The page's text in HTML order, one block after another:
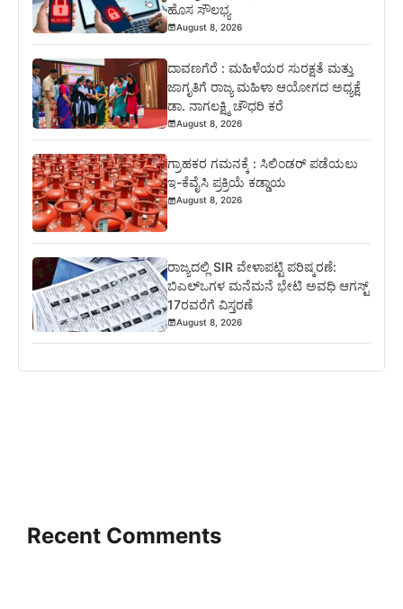
ಹೊಸ ಸೌಲಭ್ಯ
August 8, 2026
ದಾವಣಗೆರೆ : ಮಹಿಳೆಯರ ಸುರಕ್ಷತೆ ಮತ್ತು
ಜಾಗೃತಿಗೆ ರಾಜ್ಯ ಮಹಿಳಾ ಆಯೋಗದ ಅಧ್ಯಕ್ಷೆ
ಡಾ. ನಾಗಲಕ್ಷ್ಮಿ ಚೌಧರಿ ಕರೆ
August 8, 2026
ಗ್ರಾಹಕರ ಗಮನಕ್ಕೆ : ಸಿಲಿಂಡರ್ ಪಡೆಯಲು
ಇ-ಕೆವೈಸಿ ಪ್ರಕ್ರಿಯೆ ಕಡ್ಡಾಯ
August 8, 2026
ರಾಜ್ಯದಲ್ಲಿ SIR ವೇಳಾಪಟ್ಟಿ ಪರಿಷ್ಕರಣೆ:
ಬಿಎಲ್‌ಒಗಳ ಮನೆಮನೆ ಭೇಟಿ ಅವಧಿ ಆಗಸ್ಟ್
17ರವರೆಗೆ ವಿಸ್ತರಣೆ
August 8, 2026
Recent Comments